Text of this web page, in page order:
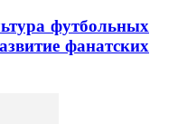
футбольных
фанатских